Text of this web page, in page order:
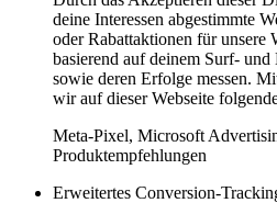
deine Interessen abgestimmte
oder Rabattaktionen für unsere
basierend auf deinem Surf-
sowie deren Erfolge messen.
wir auf dieser Webseite
Meta-Pixel, Microsoft
Produktempfehlungen
Erweitertes Conversion-